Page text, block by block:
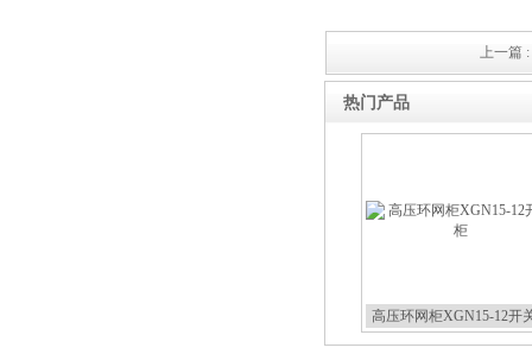
上一篇 :
热门产品
高压环网柜XGN15-12开